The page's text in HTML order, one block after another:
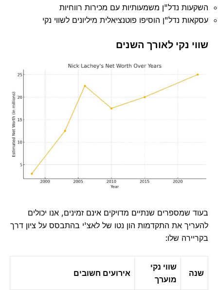
השקעות נדל"ן משמעותיות עם מכירות רווחיות
עסקאות נדל"ן הוסיפו פוטנציאלית מיליונים לשווי נקי
שווי נקי לאורך השנים
בעוד שמספרים שנתיים מדויקים אינם זמינים, אנו יכולים
להעריך את התקדמות הון נטו של לאצ'י בהתבסס על ציון דרך
בקריירה שלו:
שנה
שווי נקי
מוערך
אירועים חשובים